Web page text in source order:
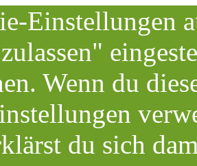
Einstellungen
Wenn du
du sich